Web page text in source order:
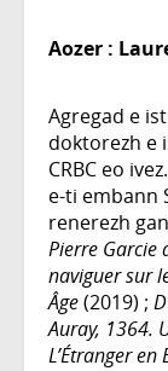
Aozer :
Agregad e
doktorezh e
CRBC eo
e-ti embann
renerezh
Pierre Garcie
naviguer sur
Âge(2019) ;
Auray, 1364.
L’Étranger